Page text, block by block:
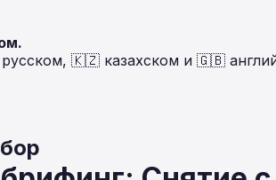
🇰🇿 казахском и 🇬🇧